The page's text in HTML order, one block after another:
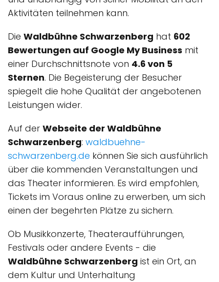
Aktivitäten teilnehmen kann.
Die Waldbühne Schwarzenberg hat 602
Bewertungen auf Google My Business mit
einer Durchschnittsnote von 4.6 von 5
Sternen. Die Begeisterung der Besucher
spiegelt die hohe Qualität der angebotenen
Leistungen wider.
Auf der Webseite der Waldbühne
Schwarzenberg: waldbuehne-
schwarzenberg.de können Sie sich ausführlich
über die kommenden Veranstaltungen und
das Theater informieren. Es wird empfohlen,
Tickets im Voraus online zu erwerben, um sich
einen der begehrten Plätze zu sichern.
Ob Musikkonzerte, Theateraufführungen,
Festivals oder andere Events - die
Waldbühne Schwarzenberg ist ein Ort, an
dem Kultur und Unterhaltung